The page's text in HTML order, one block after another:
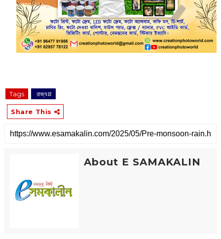
Tags ‌ রাজ্য#
Share This
About E SAMAKALIN